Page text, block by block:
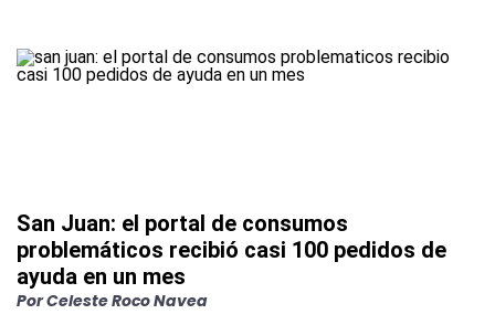
San Juan: el portal de consumos
problemáticos recibió casi 100 pedidos de
ayuda en un mes
PorCeleste Roco Navea